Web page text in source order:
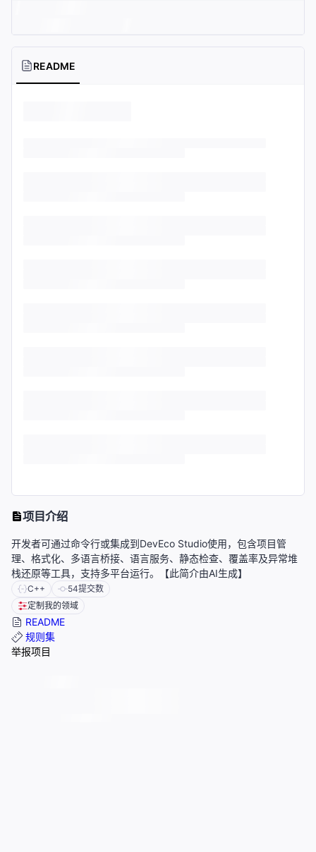
README
项目介绍
开发者可通过命令行或集成到DevEco Studio使用，包含项目管
理、格式化、多语言桥接、语言服务、静态检查、覆盖率及异常堆
栈还原等工具，支持多平台运行。【此简介由AI生成】
C++ 54提交数
定制我的领域
README
规则集
举报项目